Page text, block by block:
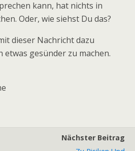
kann, hat nichts in
Oder, wie siehst Du das?
dieser Nachricht dazu
etwas gesünder zu machen.
Nächster Beitrag